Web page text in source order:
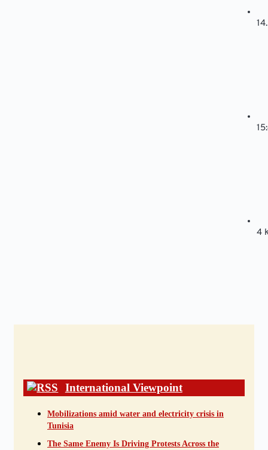
4
International Viewpoint
Mobilizations amid water and electricity crisis in
Tunisia
The Same Enemy Is Driving Protests Across the